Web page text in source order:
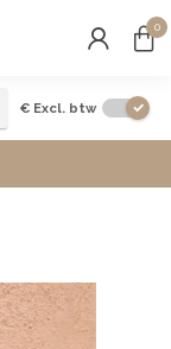
0
€ Excl. btw